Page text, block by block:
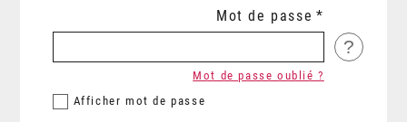
Mot de passe
?
Afficher mot de passe
Mot de passe oublié ?